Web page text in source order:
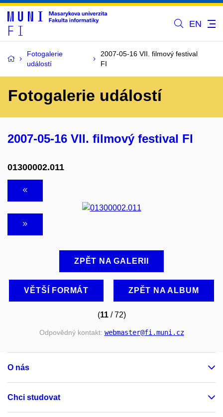
EN
Fotogalerie
událostí
2007-05-16 VII. filmový festival
FI
Fotogalerie událostí
2007-05-16 VII. filmový festival FI
01300002.011
ZPĚT NA GALERII
VĚTŠÍ FORMÁT ZPĚT NA ALBUM
(11/ 72)
Odpovědný kontakt: webmaster@fi.muni.cz
O nás
Chci studovat